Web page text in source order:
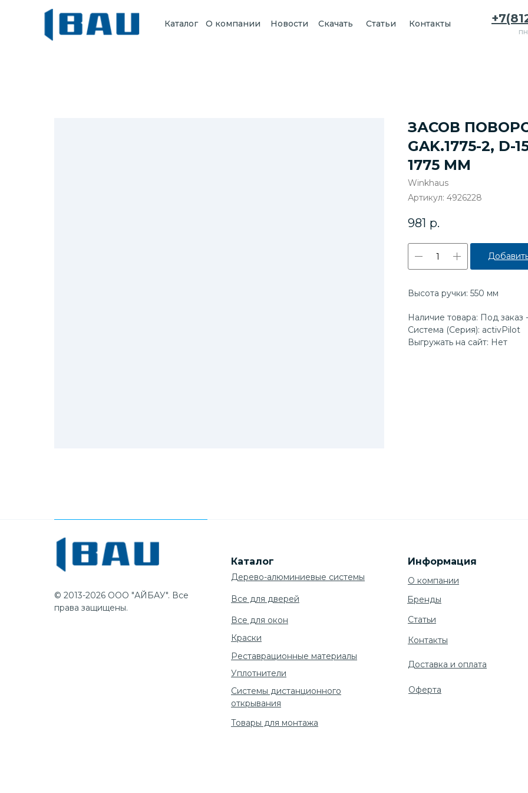
Каталог О компании Новости Статьи Контакты
Скачать
ЗАСОВ
GAK.1775-2,
1775 ММ
Winkhaus
Артикул: 4926228
981 р.
Высота ручки: 550 мм
Наличие товара: Под заказ
Система (Серия): activPilot
Выгружать на сайт: Нет
Каталог Информация
Дерево-алюминиевые системы
Все для дверей
Все для окон
Товары для монтажа
Реставрационные материалы
Уплотнители
© 2013-2026 ООО "АЙБАУ". Все
права защищены.
О компании
Cтатьи
Контакты
Доставка и оплата
Оферта
Системы дистанционного
открывания
Краски
Бренды